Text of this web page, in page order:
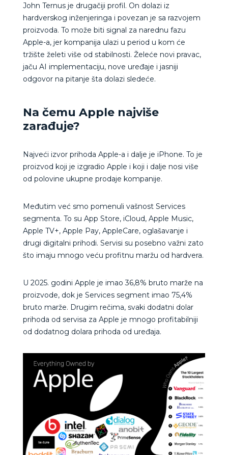
John Ternus je drugačiji profil. On dolazi iz
hardverskog inženjeringa i povezan je sa razvojem
proizvoda. To može biti signal za narednu fazu
Apple-a, jer kompanija ulazi u period u kom će
tržište želeti više od stabilnosti. Želeće novi pravac,
jaču AI implementaciju, nove uređaje i jasniji
odgovor na pitanje šta dolazi sledeće.
Na čemu Apple najviše
zarađuje?
Najveći izvor prihoda Apple-a i dalje je iPhone. To je
proizvod koji je izgradio Apple i koji i dalje nosi više
od polovine ukupne prodaje kompanije.
Međutim već smo pomenuli vašnost Services
segmenta. To su App Store, iCloud, Apple Music,
Apple TV+, Apple Pay, AppleCare, oglašavanje i
drugi digitalni prihodi. Servisi su posebno važni zato
što imaju mnogo veću profitnu maržu od hardvera.
U 2025. godini Apple je imao 36,8% bruto marže na
proizvode, dok je Services segment imao 75,4%
bruto marže. Drugim rečima, svaki dodatni dolar
prihoda od servisa za Apple je mnogo profitabilniji
od dodatnog dolara prihoda od uređaja.